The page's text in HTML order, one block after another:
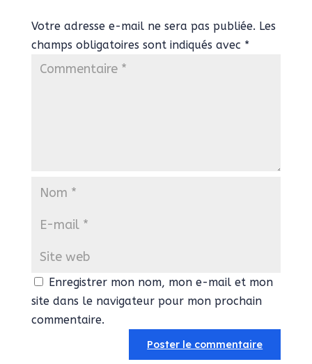
Votre adresse e-mail ne sera pas publiée. Les
champs obligatoires sont indiqués avec *
Enregistrer mon nom, mon e-mail et mon
site dans le navigateur pour mon prochain
commentaire.